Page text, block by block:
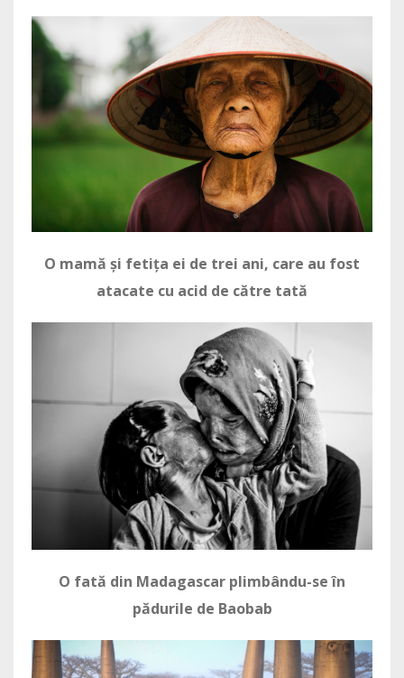
O mamă și fetița ei de trei ani, care au fost
atacate cu acid de către tată
O fată din Madagascar plimbându-se în
pădurile de Baobab